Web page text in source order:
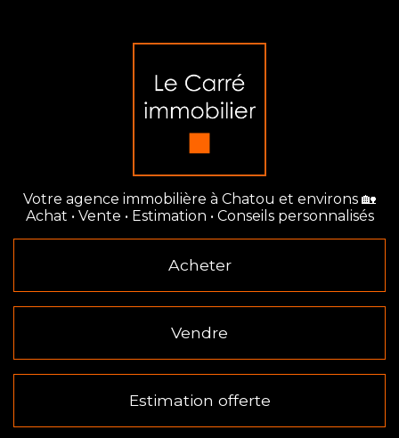
Votre agence immobilière à Chatou et environs 🏡
Achat • Vente • Estimation • Conseils personnalisés
Acheter
Vendre
Estimation offerte